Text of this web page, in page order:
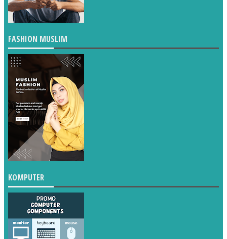
FASHION MUSLIM
KOMPUTER